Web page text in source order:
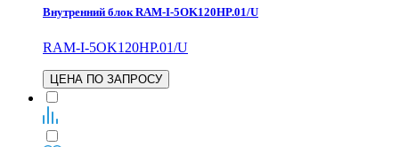
Внутренний блок RAM-I-5OK120HP.01/U
RAM-I-5OK120HP.01/U
ЦЕНА ПО ЗАПРОСУ